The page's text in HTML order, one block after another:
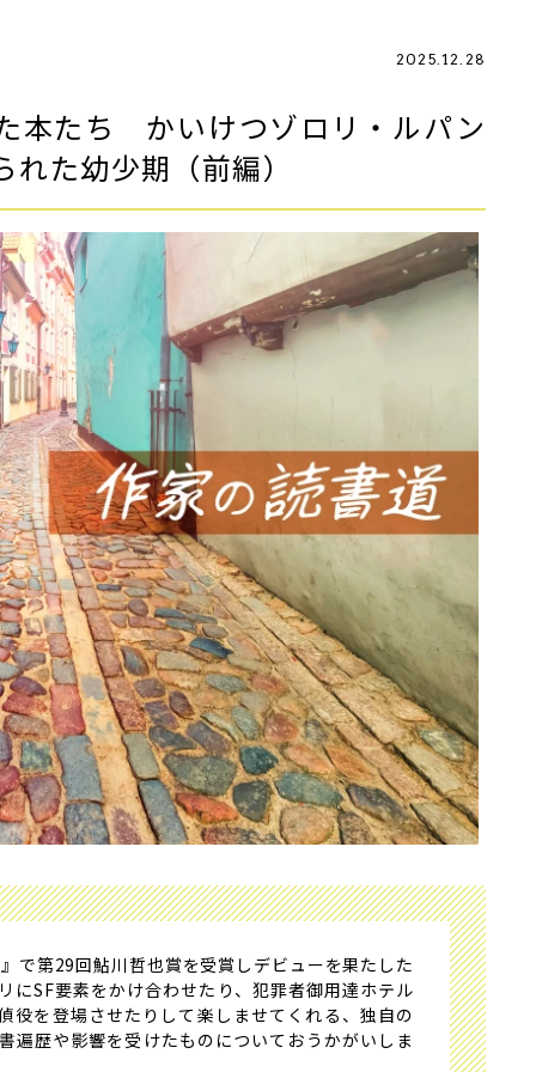
2025.12.28
本たち かいけつゾロリ・ルパン
た幼少期（前編）
第29回鮎川哲也賞を受賞しデビューを果たした
にSF要素をかけ合わせたり、犯罪者御用達ホテル
役を登場させたりして楽しませてくれる、独自の
遍歴や影響を受けたものについておうかがいしま